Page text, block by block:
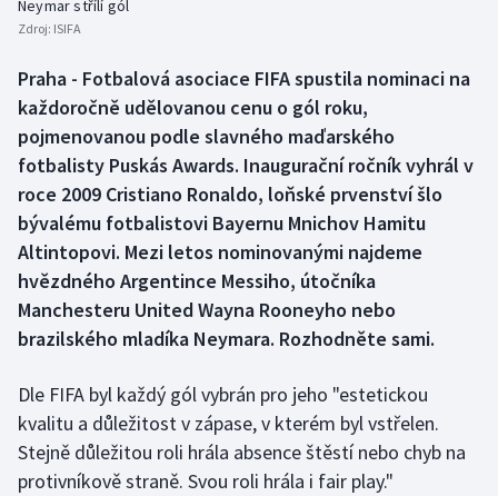
Biatlon
Boby a skeleton
Box
Curling
Dostihy
Florbal
Golf
Gymnastika
Aplikace ČT sport
AZ kvíz
Neymar střílí gól
Zdroj: ISIFA
Praha - Fotbalová asociace FIFA spustila nominaci na
každoročně udělovanou cenu o gól roku,
pojmenovanou podle slavného maďarského
fotbalisty Puskás Awards. Inaugurační ročník vyhrál v
roce 2009 Cristiano Ronaldo, loňské prvenství šlo
bývalému fotbalistovi Bayernu Mnichov Hamitu
Altintopovi. Mezi letos nominovanými najdeme
hvězdného Argentince Messiho, útočníka
Manchesteru United Wayna Rooneyho nebo
brazilského mladíka Neymara. Rozhodněte sami.
Dle FIFA byl každý gól vybrán pro jeho "estetickou
kvalitu a důležitost v zápase, v kterém byl vstřelen.
Stejně důležitou roli hrála absence štěstí nebo chyb na
protivníkově straně. Svou roli hrála i fair play."